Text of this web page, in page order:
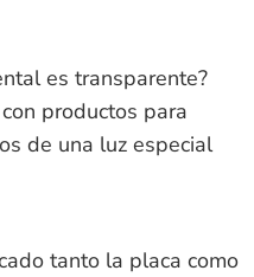
es transparente?
productos para
de una luz especial
tanto la placa como